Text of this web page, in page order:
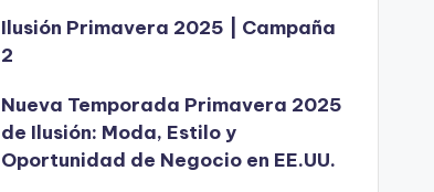
Ilusión Primavera 2025 | Campaña
2
Nueva Temporada Primavera 2025
de Ilusión: Moda, Estilo y
Oportunidad de Negocio en EE.UU.